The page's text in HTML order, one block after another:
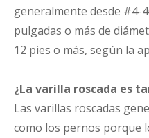
generalmente desde #4-
pulgadas o más de
12 pies o más, según la
¿La varilla roscada es
Las varillas roscadas
como los pernos porque